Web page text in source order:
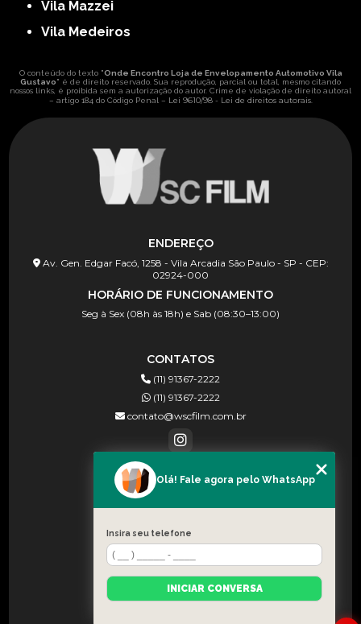
Vila Mazzei
Vila Medeiros
O conteúdo do texto "Onde Encontro Loja de Envelopamento Automotivo Vila
Gustavo" é de direito reservado. Sua reprodução, parcial ou total, mesmo citando
nossos links, é proibida sem a autorização do autor. Crime de violação de direito autoral
– artigo 184 do Código Penal – Lei 9610/98 - Lei de direitos autorais.
ENDEREÇO
Av. Gen. Edgar Facó, 1258 - Vila Arcadia São Paulo - SP - CEP:
02924-000
HORÁRIO DE FUNCIONAMENTO
Seg à Sex (08h às 18h) e Sab (08:30–13:00)
CONTATOS
(11) 91367-2222
(11) 91367-2222
contato@wscfilm.com.br
MENU
HOME
CONTATO
CATEGORIAS
Olá! Fale agora pelo WhatsApp
Insira seu telefone
INICIAR CONVERSA